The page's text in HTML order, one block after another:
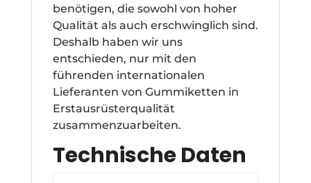
benötigen, die sowohl von hoher
Qualität als auch erschwinglich sind.
Deshalb haben wir uns
entschieden, nur mit den
führenden internationalen
Lieferanten von Gummiketten in
Erstausrüsterqualität
zusammenzuarbeiten.
Technische Daten